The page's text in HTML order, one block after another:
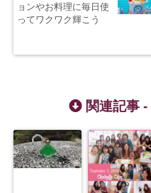
ョンやお料理に毎日使
ってワクワク輝こう
関連記事 -